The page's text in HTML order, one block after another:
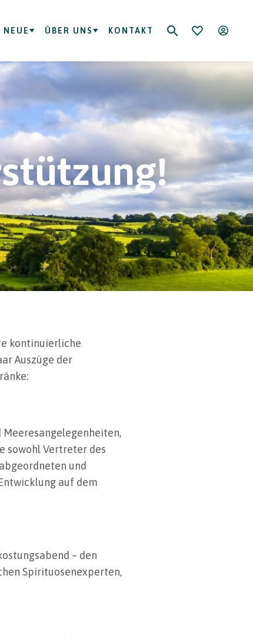
NEUE ÜBER UNS KONTAKT
kontinuierliche
Auszüge der
sowohl Vertreter des
und
auf dem
– den
Spirituosenexperten,